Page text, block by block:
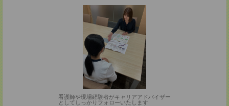
看護師や現場経験者がキャリアアドバイザー
としてしっかりフォローいたします